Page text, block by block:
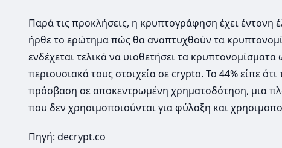
Παρά τις προκλήσεις, η κρυπτογράφηση έχει έντονη
ήρθε το ερώτημα πώς θα αναπτυχθούν τα
ενδέχεται τελικά να υιοθετήσει τα
περιουσιακά τους στοιχεία σε crypto. Το 44% είπε
πρόσβαση σε αποκεντρωμένη χρηματοδότηση, μια
που δεν χρησιμοποιούνται για φύλαξη και
Πηγή: decrypt.co